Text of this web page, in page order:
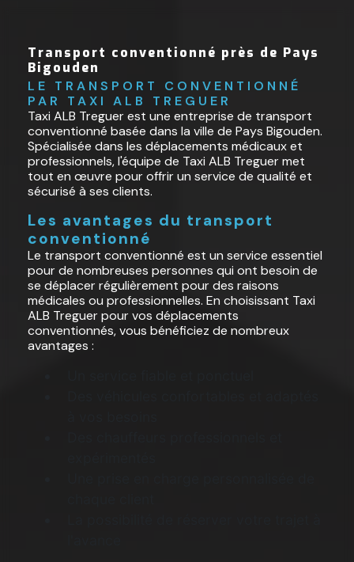
Transport conventionné près de Pays
Bigouden
LE TRANSPORT CONVENTIONNÉ
PAR TAXI ALB TREGUER
Taxi ALB Treguer est une entreprise de transport
conventionné basée dans la ville de Pays Bigouden.
Spécialisée dans les déplacements médicaux et
professionnels, l'équipe de Taxi ALB Treguer met
tout en œuvre pour offrir un service de qualité et
sécurisé à ses clients.
Les avantages du transport
conventionné
Le transport conventionné est un service essentiel
pour de nombreuses personnes qui ont besoin de
se déplacer régulièrement pour des raisons
médicales ou professionnelles. En choisissant Taxi
ALB Treguer pour vos déplacements
conventionnés, vous bénéficiez de nombreux
avantages :